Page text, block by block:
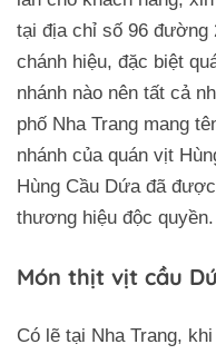
tại địa chỉ số 96 đường
chánh hiệu, đặc biệt
nhánh nào nên tất cả
phố Nha Trang mang
nhánh của quán vịt
Hùng Cầu Dứa đã
thương hiệu độc quyền.
Món thịt vịt cầu
Có lẽ tại Nha Trang,